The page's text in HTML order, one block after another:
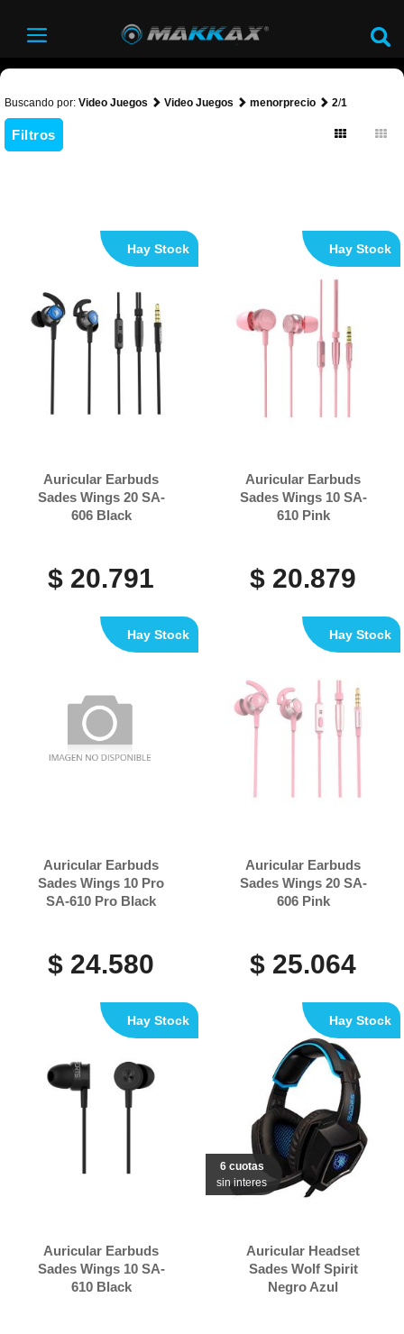
Buscando por: Video Juegos Video Juegos menorprecio 2/1
Filtros
Auricular Earbuds
Sades Wings 20 SA-
606 Black
$ 20.791
Hay Stock
Auricular Earbuds
Sades Wings 10 SA-
610 Pink
$ 20.879
Hay Stock
Auricular Earbuds
Sades Wings 10 Pro
SA-610 Pro Black
$ 24.580
Hay Stock
Auricular Earbuds
Sades Wings 20 SA-
606 Pink
$ 25.064
Hay Stock
Auricular Earbuds
Sades Wings 10 SA-
610 Black
Hay Stock
6 cuotas
sin interes
Auricular Headset
Sades Wolf Spirit
Negro Azul
Hay Stock